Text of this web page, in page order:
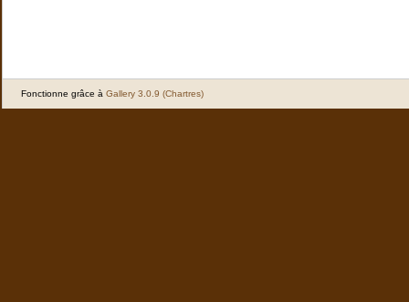
Fonctionne grâce à Gallery 3.0.9 (Chartres)